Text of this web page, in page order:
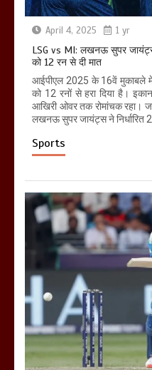
April 4, 2025 1 yr
LSG vs MI: लखनऊ सुपर
को 12 रन से दी मात
आईपीएल 2025 के 16वें मुकाबले
को 12 रनों से हरा दिया है।
आखिरी ओवर तक रोमांचक रहा।
लखनऊ सुपर जायंट्स ने निर्धारित
Sports